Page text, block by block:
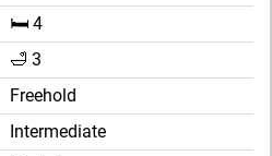
🛏️ 4
🛁 3
Freehold
Intermediate